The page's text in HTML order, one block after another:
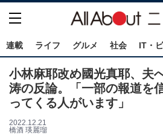
連載 ライフ グルメ 社会 IT・
小林麻耶改め國光真耶、夫
涛の反論。「一部の報道を
ってくる人がいます」
2022.12.21
橋酒 瑛麗瑠